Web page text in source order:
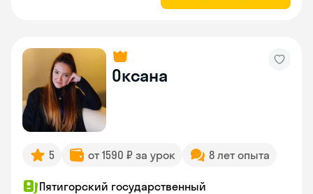
Оксана
5 от 1590 ₽ за урок 8 лет опыта
Пятигорский государственный